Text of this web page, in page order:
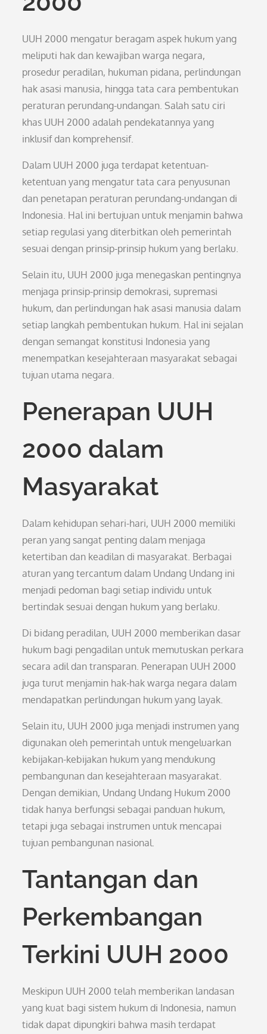
UUH 2000 mengatur beragam aspek hukum yang
meliputi hak dan kewajiban warga negara,
prosedur peradilan, hukuman pidana, perlindungan
hak asasi manusia, hingga tata cara pembentukan
peraturan perundang-undangan. Salah satu ciri
khas UUH 2000 adalah pendekatannya yang
inklusif dan komprehensif.
Dalam UUH 2000 juga terdapat ketentuan-
ketentuan yang mengatur tata cara penyusunan
dan penetapan peraturan perundang-undangan di
Indonesia. Hal ini bertujuan untuk menjamin bahwa
setiap regulasi yang diterbitkan oleh pemerintah
sesuai dengan prinsip-prinsip hukum yang berlaku.
Selain itu, UUH 2000 juga menegaskan pentingnya
menjaga prinsip-prinsip demokrasi, supremasi
hukum, dan perlindungan hak asasi manusia dalam
setiap langkah pembentukan hukum. Hal ini sejalan
dengan semangat konstitusi Indonesia yang
menempatkan kesejahteraan masyarakat sebagai
tujuan utama negara.
Penerapan UUH
2000 dalam
Masyarakat
Dalam kehidupan sehari-hari, UUH 2000 memiliki
peran yang sangat penting dalam menjaga
ketertiban dan keadilan di masyarakat. Berbagai
aturan yang tercantum dalam Undang Undang ini
menjadi pedoman bagi setiap individu untuk
bertindak sesuai dengan hukum yang berlaku.
Di bidang peradilan, UUH 2000 memberikan dasar
hukum bagi pengadilan untuk memutuskan perkara
secara adil dan transparan. Penerapan UUH 2000
juga turut menjamin hak-hak warga negara dalam
mendapatkan perlindungan hukum yang layak.
Selain itu, UUH 2000 juga menjadi instrumen yang
digunakan oleh pemerintah untuk mengeluarkan
kebijakan-kebijakan hukum yang mendukung
pembangunan dan kesejahteraan masyarakat.
Dengan demikian, Undang Undang Hukum 2000
tidak hanya berfungsi sebagai panduan hukum,
tetapi juga sebagai instrumen untuk mencapai
tujuan pembangunan nasional.
Tantangan dan
Perkembangan
Terkini UUH 2000
Meskipun UUH 2000 telah memberikan landasan
yang kuat bagi sistem hukum di Indonesia, namun
tidak dapat dipungkiri bahwa masih terdapat